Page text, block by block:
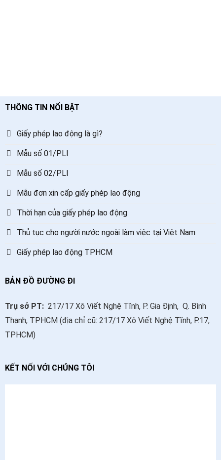
THÔNG TIN NỔI BẬT
Giấy phép lao động là gì?
Mẫu số 01/PLI
Mẫu số 02/PLI
Mẫu đơn xin cấp giấy phép lao động
Thời hạn của giấy phép lao động
Thủ tục cho người nước ngoài làm việc tại Việt Nam
Giấy phép lao động TPHCM
BẢN ĐỒ ĐƯỜNG ĐI
Trụ sở PT:217/17 Xô Viết Nghệ Tĩnh, P. Gia Định, Q. Bình
Thạnh, TPHCM (địa chỉ cũ: 217/17 Xô Viết Nghệ Tĩnh, P.17,
TPHCM)
KẾT NỐI VỚI CHÚNG TÔI